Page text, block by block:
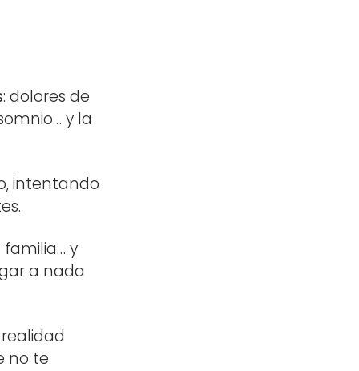
: dolores de
y la
intentando
familia… y
a nada
no te